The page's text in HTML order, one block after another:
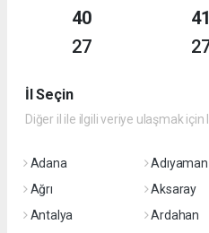
40
27
41
İl Seçin
Diğer il ile ilgili veriye ulaşmak
Adana Adıyaman
Ağrı
Aksaray
Antalya
Ardahan